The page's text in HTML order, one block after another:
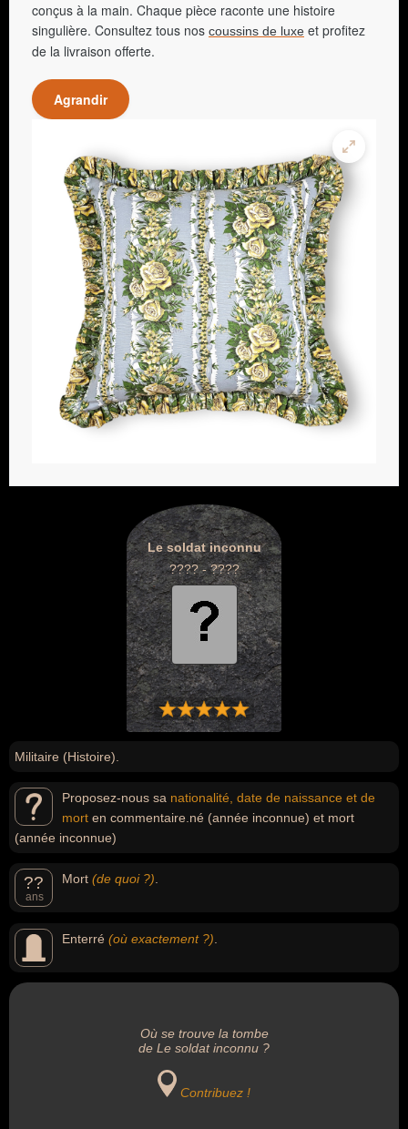
conçus à la main. Chaque pièce raconte une histoire
singulière. Consultez tous nos coussins de luxe et profitez
de la livraison offerte.
Agrandir
Le soldat inconnu
???? - ????
Militaire (Histoire).
Proposez-nous sa nationalité, date de naissance et de
mort en commentaire.né (année inconnue) et mort
(année inconnue)
??
ans
Mort (de quoi ?)
Enterré (où exactement ?)
Où se trouve la tombe
de Le soldat inconnu ?
Contribuez !